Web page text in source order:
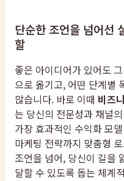
단순한 조언을 넘어선
할
좋은 아이디어가 있어도
으로 옮기고, 어떤 단계별
많습니다. 바로 이때 비즈
는 당신의 전문성과 채널
가장 효과적인 수익화 모
마케팅 전략까지 맞춤형
조언을 넘어, 당신이 길을
달할 수 있도록 돕는 체계